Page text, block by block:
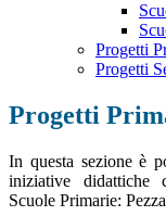
Progetti
Progetti
Progetti
In questa sezione è
iniziative didattiche
Scuole Primarie: